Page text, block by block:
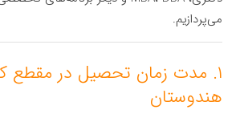
می‌پردازیم.
۱. مدت زمان تحصیل در مقطع
هندوستان